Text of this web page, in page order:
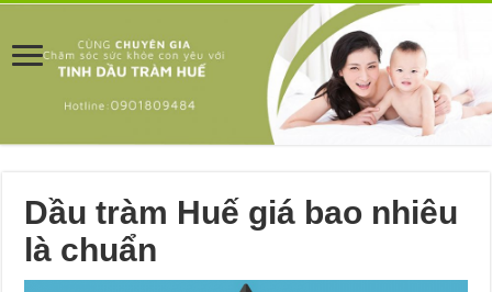
Dầu tràm Huế giá bao nhiêu
là chuẩn